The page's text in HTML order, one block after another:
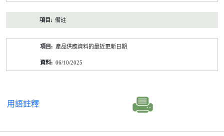
備註
產品供應資料的最近更新日期
06/10/2025
用語註釋